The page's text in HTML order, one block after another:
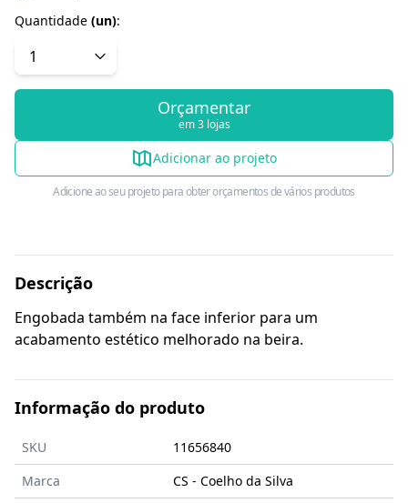
Quantidade (un):
Orçamentar
em 3 lojas
Adicionar ao projeto
Adicione ao seu projeto para obter orçamentos de vários produtos
Descrição
Engobada também na face inferior para um
acabamento estético melhorado na beira.
Informação do produto
SKU
11656840
Marca
CS - Coelho da Silva